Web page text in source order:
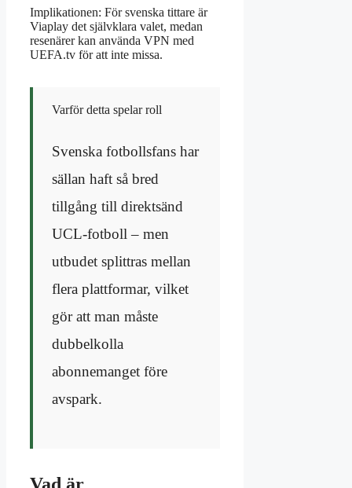
Implikationen: För svenska tittare är
Viaplay det självklara valet, medan
resenärer kan använda VPN med
UEFA.tv för att inte missa.
Varför detta spelar roll
Svenska fotbollsfans har
sällan haft så bred
tillgång till direktsänd
UCL-fotboll – men
utbudet splittras mellan
flera plattformar, vilket
gör att man måste
dubbelkolla
abonnemanget före
avspark.